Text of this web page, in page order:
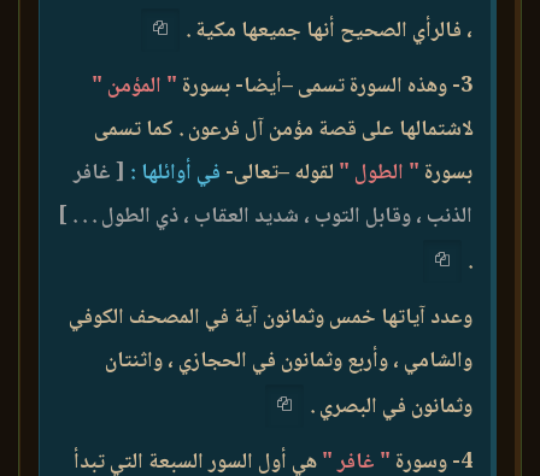
، فالرأي الصحيح أنها جميعها مكية .
3- وهذه السورة تسمى –أيضا- بسورة
" المؤمن "
لاشتمالها على قصة مؤمن آل فرعون . كما تسمى
بسورة " الطول " لقوله –تعالى- في أوائلها : [ غافر
الذنب ، وقابل التوب ، شديد العقاب ، ذي الطول . . . ]
.
وعدد آياتها خمس وثمانون آية في المصحف الكوفي
والشامي ، وأربع وثمانون في الحجازي ، واثنتان
وثمانون في البصري .
4- وسورة
" غافر "هي أول السور السبعة التي تبدأ